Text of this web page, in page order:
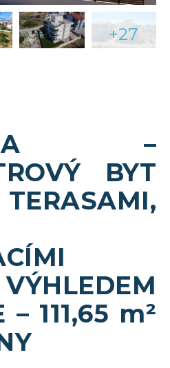
+27
–
BYT
111,65 m²